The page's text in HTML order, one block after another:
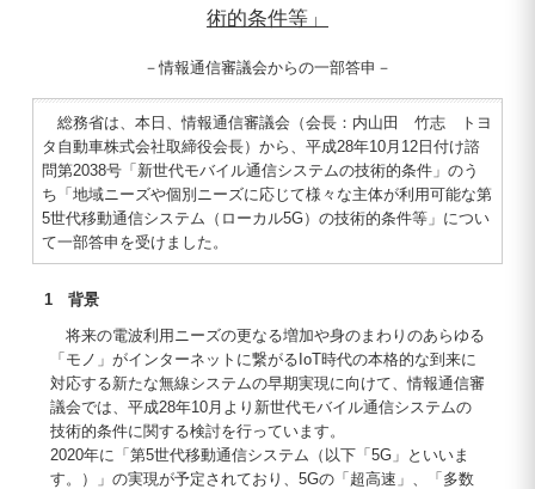
術的条件等」
－情報通信審議会からの一部答申－
総務省は、本日、情報通信審議会（会長：内山田 竹志 トヨ
タ自動車株式会社取締役会長）から、平成28年10月12日付け諮
問第2038号「新世代モバイル通信システムの技術的条件」のう
ち「地域ニーズや個別ニーズに応じて様々な主体が利用可能な第
5世代移動通信システム（ローカル5G）の技術的条件等」につい
て一部答申を受けました。
1 背景
将来の電波利用ニーズの更なる増加や身のまわりのあらゆる
「モノ」がインターネットに繋がるIoT時代の本格的な到来に
対応する新たな無線システムの早期実現に向けて、情報通信審
議会では、平成28年10月より新世代モバイル通信システムの
技術的条件に関する検討を行っています。
2020年に「第5世代移動通信システム（以下「5G」といいま
す。）」の実現が予定されており、5Gの「超高速」、「多数